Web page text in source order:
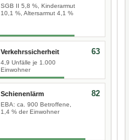
SGB II 5,8 %, Kinderarmut
10,1 %, Altersarmut 4,1 %
Verkehrssicherheit
4,9 Unfälle je 1.000
Einwohner
63
Schienenlärm
EBA: ca. 900 Betroffene,
1,4 % der Einwohner
82